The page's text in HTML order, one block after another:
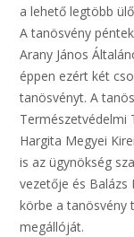
a lehető legtöbb
A tanösvény
Arany János
éppen ezért két
tanösvényt. A
Természetvédelmi
Hargita Megyei
is az ügynökség
vezetője és Balázs
körbe a tanösvény
megállóját.